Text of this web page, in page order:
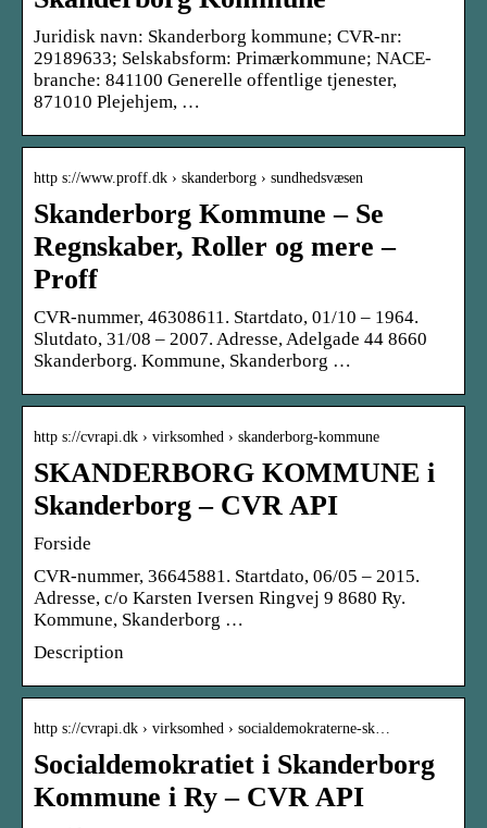
Juridisk navn: Skanderborg kommune; CVR-nr:
29189633; Selskabsform: Primærkommune; NACE-
branche: 841100 Generelle offentlige tjenester,
871010 Plejehjem, …
http s://www.proff.dk › skanderborg › sundhedsvæsen
Skanderborg Kommune – Se
Regnskaber, Roller og mere –
Proff
CVR-nummer, 46308611. Startdato, 01/10 – 1964.
Slutdato, 31/08 – 2007. Adresse, Adelgade 44 8660
Skanderborg. Kommune, Skanderborg …
http s://cvrapi.dk › virksomhed › skanderborg-kommune
SKANDERBORG KOMMUNE i
Skanderborg – CVR API
Forside
CVR-nummer, 36645881. Startdato, 06/05 – 2015.
Adresse, c/o Karsten Iversen Ringvej 9 8680 Ry.
Kommune, Skanderborg …
Description
http s://cvrapi.dk › virksomhed › socialdemokraterne-sk…
Socialdemokratiet i Skanderborg
Kommune i Ry – CVR API